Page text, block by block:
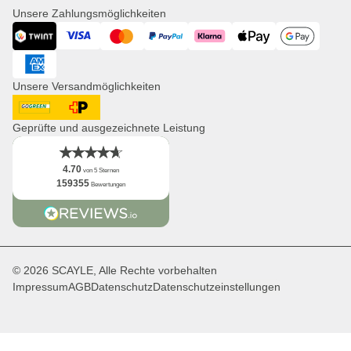
Uhren
Presse
Corporate Branding
Kooperationsanfragen
Distribution & B2B
Newsletter
App
Fakten
Unsere Zahlungsmöglichkeiten
Twint Visa Mastercard PayPal Klarna ApplePay GooglePay
American Express
Unsere Versandmöglichkeiten
DHL GoGreenPost CH
Geprüfte und ausgezeichnete Leistung
4.70 von 5 Sternen
159355 Bewertungen
© 2026 SCAYLE, Alle Rechte vorbehalten
ImpressumAGBDatenschutzDatenschutzeinstellungen